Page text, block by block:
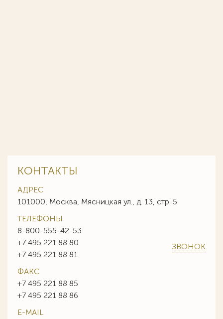
КОНТАКТЫ
АДРЕС
101000, Москва, Мясницкая ул., д. 13, стр. 5
ТЕЛЕФОНЫ
8-800-555-42-53
+7 495 221 88 80
+7 495 221 88 81
ЗВОНОК
ФАКС
+7 495 221 88 85
+7 495 221 88 86
E-MAIL